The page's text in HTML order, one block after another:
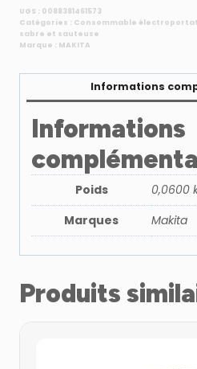
UGS : 0088381461573
Catégories : Consommable
sabre et sauteuse
Marque : MAKITA
Informations
Informations
Poids
0,0600
Marques
Makita
Produits